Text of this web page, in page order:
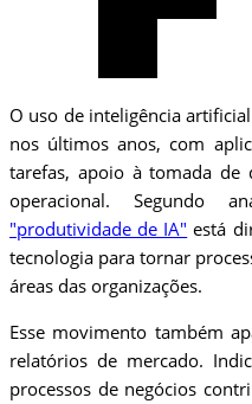
O uso de inteligência
nos últimos anos, com
tarefas, apoio à tomada de
operacional. Segundo
"produtividade de IA" está
tecnologia para tornar
áreas das organizações.
Esse movimento também
relatórios de mercado.
processos de negócios